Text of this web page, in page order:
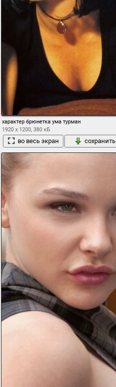
характер брюнетка ума турман
1920 x 1200, 380 кБ
во весь экран сохранить